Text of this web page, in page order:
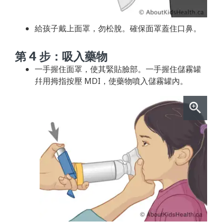
給孩子戴上面罩，勿松脫。確保面罩蓋住口鼻。
第 4 步：吸入藥物
一手握住面罩，使其緊貼臉部。一手握住儲霧罐
幷用拇指按壓 MDI，使藥物噴入儲霧罐內。